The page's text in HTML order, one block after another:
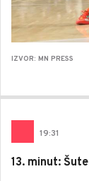
IZVOR: MN PRESS
19:31
13. minut: